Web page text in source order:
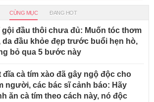
CÙNG MỤC ĐANG HOT
gội đầu thôi chưa đủ: Muốn tóc thơm
da đầu khỏe đẹp trước buổi hẹn hò,
bỏ qua 5 bước này
đĩa cà tím xào đã gây ngộ độc cho
người, các bác sĩ cảnh báo: Hãy
ăn cà tím theo cách này, nó độc